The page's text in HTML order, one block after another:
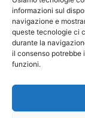
informazioni sul
navigazione e
queste tecnologie ci
durante la
il consenso potrebbe
funzioni.
Bellocci.TV ha
Vedi un bel